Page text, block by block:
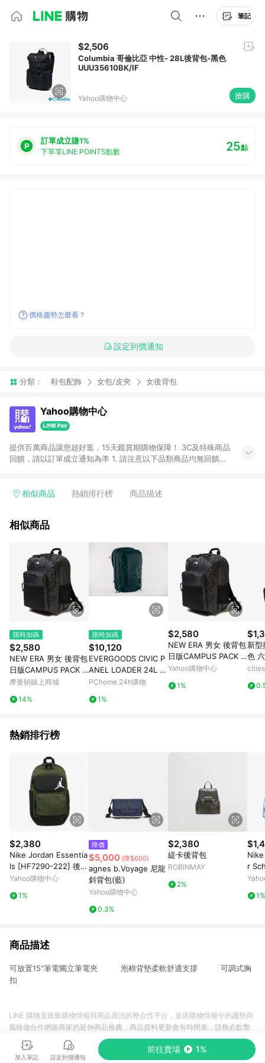
筆記
$2,506
Columbia 哥倫比亞 中性- 28L後背包-黑色
UUU35610BK/IF
Yahoo購物中心 搶購
訂單成立賺1%
下單享LINE POINTS點數 25點
價格趨勢怎麼看？
設定到價通知
分類： 鞋包配飾 女包/皮夾 女後背包
Yahoo購物中心
提供百萬商品讓您超好逛，15天鑑賞期購物保障！ 3C及特殊商品
回饋，請以訂單成立通知為準 1. 請注意以下品類商品均無回饋：
電玩/遊戲/相機/單眼/鏡頭/拍立得 [2024/6/1起適用] -內接硬
的購回饋活動享Yahoo超贈點回饋者 - 購物中心商店之商品：商
3. 訂單回饋金額將扣除運費/購物金/超贈點/福利金/紅利折抵/折
價券等虛擬貨幣折抵 4. 大宗採購或批發轉賣不具回饋資格： 如
有相關事證認定您為大宗採購、批發轉賣而非最終消費使用者，
相關認定以Yahoo購物中心之認定為準
相似商品 熱銷排行榜 商品描述
相似商品
限時加碼
$2,580
NEW ERA 男女 後背包
日版CAMPUS PACK N
E 黑 NE14737228
摩曼頓線上商城
14%
限時加碼
$10,120
EVERGOODS CIVIC P
ANEL LOADER 24L 後
背包
PChome 24h購物
1%
$2,580
NEW ERA 男女 後背包
日版CAMPUS PACK N
E 黑 NE14737228
Yahoo購物中心
1%
新型
色
熱銷排行榜
$2,380
Nike Jordan Essentia
ls [HF7290-222] 後背
包 雙肩背 筆電包 喬丹
Yahoo購物中心
1%
降價
$5,000 (降$600)
agnes b.Voyage 尼龍
斜背包(藍)
Yahoo購物中心
0.3%
$2,380
緹卡後背包
ROBINMAY
2%
r
袋
1%
商品描述
可放置15"筆電獨立筆電夾 泡棉背墊柔軟舒適支撐 可調式胸
扣
加入筆記 設定到價通知
前往賣場 1%
LINE 購物是匯集購物情報與商品資訊的整合性平台，並依購物情報中的趨勢與
風格做合作網路商家的延伸商品推薦，商品資料更新會有時間差，請務必點擊
商品至各合作網路商家，確認現售價與購物條件，一切資訊以合作廠商網頁為
準。